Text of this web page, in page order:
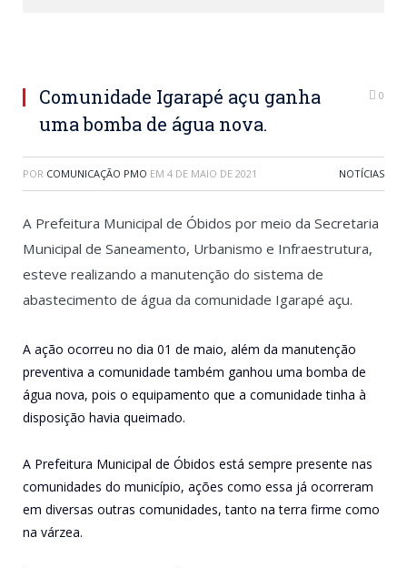
Comunidade Igarapé açu ganha
uma bomba de água nova.
0
POR COMUNICAÇÃO PMO EM 4 DE MAIO DE 2021 NOTÍCIAS
A Prefeitura Municipal de Óbidos por meio da Secretaria
Municipal de Saneamento, Urbanismo e Infraestrutura,
esteve realizando a manutenção do sistema de
abastecimento de água da comunidade Igarapé açu.
A ação ocorreu no dia 01 de maio, além da manutenção
preventiva a comunidade também ganhou uma bomba de
água nova, pois o equipamento que a comunidade tinha à
disposição havia queimado.
A Prefeitura Municipal de Óbidos está sempre presente nas
comunidades do município, ações como essa já ocorreram
em diversas outras comunidades, tanto na terra firme como
na várzea.